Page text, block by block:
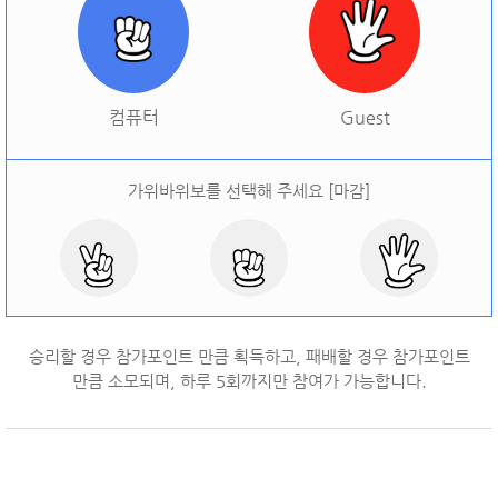
컴퓨터 Guest
가위바위보를 선택해 주세요 [마감]
오늘 승률: 오늘 결과: ]
승리할 경우 참가포인트 만큼 획득하고, 패배할 경우 참가포인트
만큼 소모되며, 하루 5회까지만 참여가 가능합니다.